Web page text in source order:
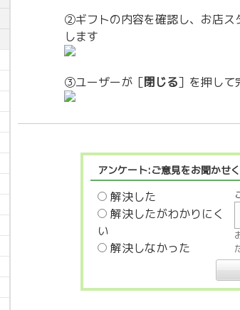
②ギフトの内容を確認し、お店ス
します
③ユーザーが［閉じる］を押して
アンケート:ご意見をお聞かせ
解決した
解決したがわかりにく
い
解決しなかった